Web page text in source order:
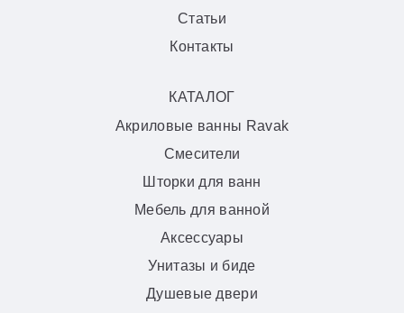
Статьи
Контакты
КАТАЛОГ
Акриловые ванны Ravak
Смесители
Шторки для ванн
Мебель для ванной
Аксессуары
Унитазы и биде
Душевые двери